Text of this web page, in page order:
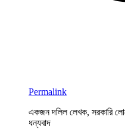
Permalink
একজন দলিল লেখক, সরকারি
ধন্যবাদ